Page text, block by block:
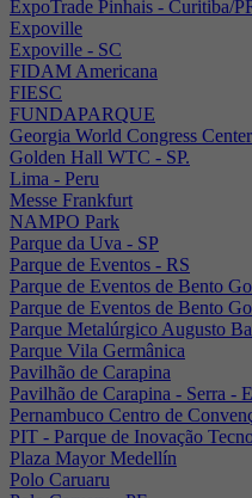
ExpoTrade Pinhais - Curitiba/
Expoville
Expoville - SC
FIDAM Americana
FIESC
FUNDAPARQUE
Georgia World Congress Center
Golden Hall WTC - SP.
Lima - Peru
Messe Frankfurt
NAMPO Park
Parque da Uva - SP
Parque de Eventos - RS
Parque de Eventos de Bento
Parque de Eventos de Bento
Parque Metalúrgico Augusto
Parque Vila Germânica
Pavilhão de Carapina
Pavilhão de Carapina - Serra -
Pernambuco Centro de
PIT - Parque de Inovação
Plaza Mayor Medellín
Polo Caruaru